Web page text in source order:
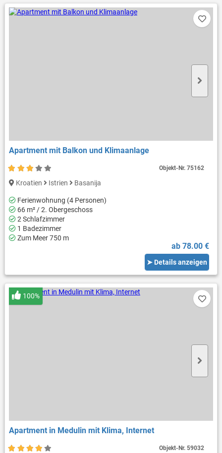
Apartment mit Balkon und Klimaanlage
Kroatien Istrien Basanija
Ferienwohnung (4 Personen)
66 m² / 2. Obergeschoss
2 Schlafzimmer
1 Badezimmer
Zum Meer 750 m
ab 78.00 €
➤ Details anzeigen
Objekt-Nr.75162
Apartment in Medulin mit Klima, Internet
100%
Objekt-Nr.59032